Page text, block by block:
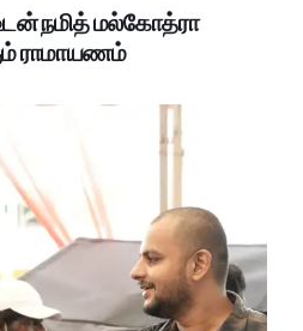
நமித் மல்கோத்ரா
ராமாயணம்